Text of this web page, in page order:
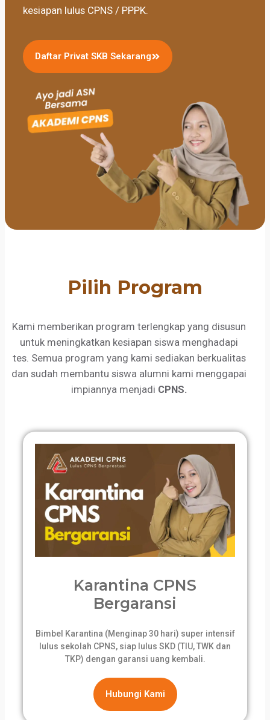
kesiapan lulus CPNS / PPPK.
Daftar Privat SKB Sekarang
Pilih Program
Kami memberikan program terlengkap yang disusun
untuk meningkatkan kesiapan siswa menghadapi
tes. Semua program yang kami sediakan berkualitas
dan sudah membantu siswa alumni kami menggapai
impiannya menjadi CPNS.
Karantina CPNS
Bergaransi
Bimbel Karantina (Menginap 30 hari) super intensif
lulus sekolah CPNS, siap lulus SKD (TIU, TWK dan
TKP) dengan garansi uang kembali.
Hubungi Kami